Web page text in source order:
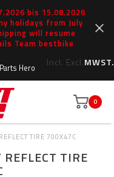
bis 15.08.2026
holidays from July
will resume
Team bestbike
Incl. Excl.MWST.
Hero
0
TIRE 700X47C
TIRE